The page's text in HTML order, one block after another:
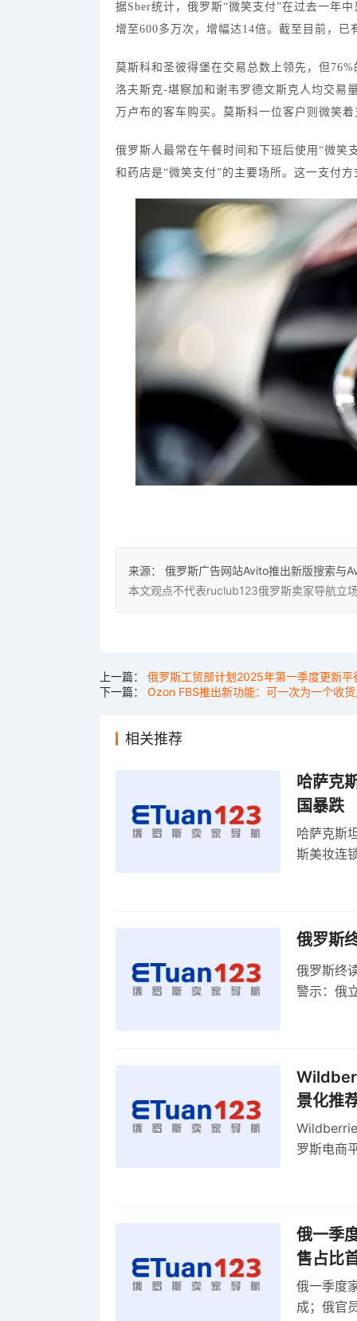
据Sber统计，俄罗斯“微笑支付”在过去一年
增至600多万次，增幅达14倍。截至目前，
莫斯科和圣彼得堡在交易总数上领先，但
洛夫斯克-堪察加和谢韦罗德文斯克人均交易
万卢布的客车购买。莫斯科一位客户则微笑
俄罗斯人最常在午餐时间和下班后使用 “微笑
和药店是“微笑支付”的主要场所。这一支付
来源：
俄罗斯广告网站Avito推出新版搜索与
本文观点不代表ruclub123俄罗斯卖家导航立
上一篇： 俄罗斯工贸部计划2025年第一季度更新平
下一篇： Ozon FBS推出新功能：可一次为一个收
相关推荐
哈萨克
国暴跌
哈萨克斯
斯美妆连
俄罗斯
俄罗斯终
警示：俄
景化推
罗斯电商
俄一季
售占比
俄一季度
成；俄官